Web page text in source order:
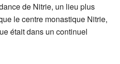
de Nitrie, un lieu plus
le centre monastique Nitrie,
était dans un continuel